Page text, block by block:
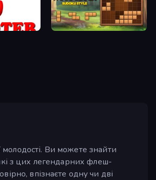
Puzzle Wood Block
молодості. Ви можете знайти
з цих легендарних флеш-
впізнаєте одну чи дві